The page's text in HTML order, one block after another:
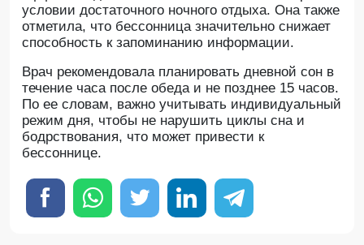
условии достаточного ночного отдыха. Она также
отметила, что бессонница значительно снижает
способность к запоминанию информации.
Врач рекомендовала планировать дневной сон в
течение часа после обеда и не позднее 15 часов.
По ее словам, важно учитывать индивидуальный
режим дня, чтобы не нарушить циклы сна и
бодрствования, что может привести к
бессоннице.